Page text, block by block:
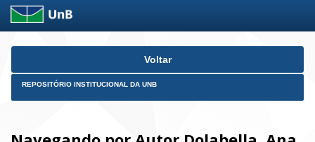
Skip
Voltar
REPOSITÓRIO INSTITUCIONAL DA UNB